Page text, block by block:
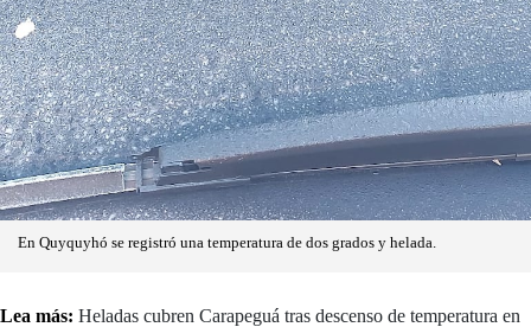
En Quyquyhó se registró una temperatura de dos grados y helada.
Lea más: Heladas cubren Carapeguá tras descenso de temperatura en